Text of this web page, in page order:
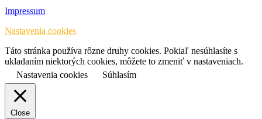
Impressum
Nastavenia cookies
Táto stránka používa rôzne druhy cookies. Pokiaľ nesúhlasíte s
ukladaním niektorých cookies, môžete to zmeniť v nastaveniach.
Nastavenia cookies
Súhlasím
Close